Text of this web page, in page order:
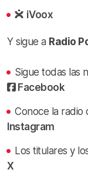
iVoox
Y sigue a Radio
Sigue todas las
Facebook
Conoce la
Instagram
Los titulares y
X